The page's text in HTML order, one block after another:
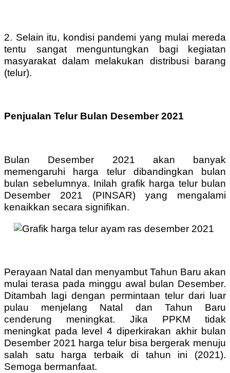
2. Selain itu, kondisi pandemi yang mulai mereda
tentu sangat menguntungkan bagi kegiatan
masyarakat dalam melakukan distribusi barang
(telur).
Penjualan Telur Bulan Desember 2021
Bulan Desember 2021 akan banyak
memengaruhi harga telur dibandingkan bulan
bulan sebelumnya. Inilah grafik harga telur bulan
Desember 2021 (PINSAR) yang mengalami
kenaikkan secara signifikan.
Perayaan Natal dan menyambut Tahun Baru akan
mulai terasa pada minggu awal bulan Desember.
Ditambah lagi dengan permintaan telur dari luar
pulau menjelang Natal dan Tahun Baru
cenderung meningkat. Jika PPKM tidak
meningkat pada level 4 diperkirakan akhir bulan
Desember 2021 harga telur bisa bergerak menuju
salah satu harga terbaik di tahun ini (2021).
Semoga bermanfaat.